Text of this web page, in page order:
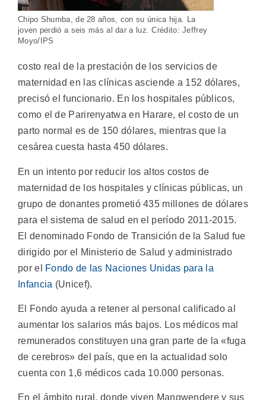
Chipo Shumba, de 28 años, con su única hija. La
joven perdió a seis más al dar a luz. Crédito: Jeffrey
Moyo/IPS
costo real de la prestación de los servicios de
maternidad en las clínicas asciende a 152 dólares,
precisó el funcionario. En los hospitales públicos,
como el de Parirenyatwa en Harare, el costo de un
parto normal es de 150 dólares, mientras que la
cesárea cuesta hasta 450 dólares.
En un intento por reducir los altos costos de
maternidad de los hospitales y clínicas públicas, un
grupo de donantes prometió 435 millones de dólares
para el sistema de salud en el período 2011-2015.
El denominado Fondo de Transición de la Salud fue
dirigido por el Ministerio de Salud y administrado
por el
Fondo de las Naciones Unidas para la
Infancia (Unicef).
El Fondo ayuda a retener al personal calificado al
aumentar los salarios más bajos. Los médicos mal
remunerados constituyen una gran parte de la «fuga
de cerebros» del país, que en la actualidad solo
cuenta con 1,6 médicos cada 10.000 personas.
En el ámbito rural, donde viven Mangwendere y sus